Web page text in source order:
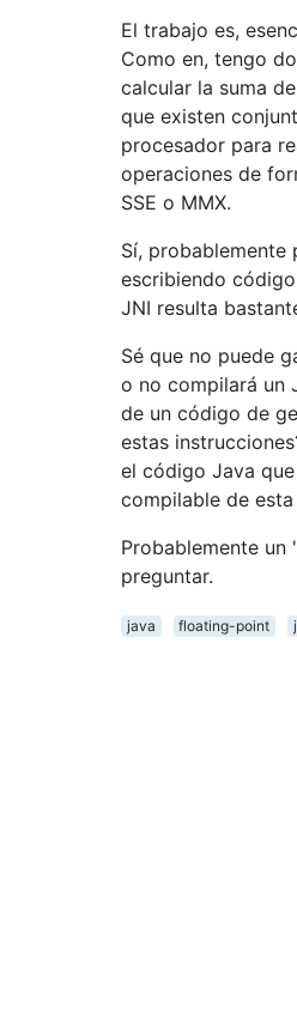
El trabajo es,
Como en, tengo
calcular la suma
que existen
procesador para
operaciones de
SSE o MMX.
Sí, probablemente
escribiendo
JNI resulta
Sé que no puede
o no compilará un
de un código de
estas
el código Java
compilable de esta
Probablemente un
preguntar.
java floating-point